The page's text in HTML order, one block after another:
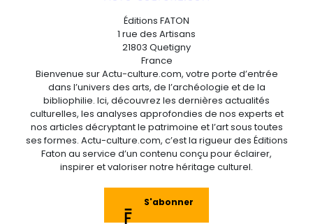
Éditions FATON
1 rue des Artisans
21803 Quetigny
France
Bienvenue sur Actu-culture.com, votre porte d’entrée
dans l’univers des arts, de l’archéologie et de la
bibliophilie. Ici, découvrez les dernières actualités
culturelles, les analyses approfondies de nos experts et
nos articles décryptant le patrimoine et l’art sous toutes
ses formes. Actu-culture.com, c’est la rigueur des Éditions
Faton au service d’un contenu conçu pour éclairer,
inspirer et valoriser notre héritage culturel.
S'abonner